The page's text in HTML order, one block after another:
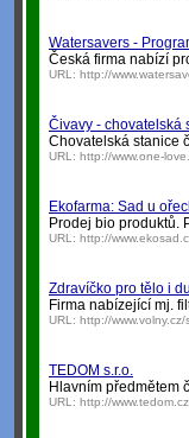
Watersavers -
Česká firma nabízí
URL: http://
Čivavy - chovatelská
Chovatelská stanice
URL: http://www.one-
Ekofarma: Sad u
Prodej bio produktů.
URL: http://
Zdravíčko pro tělo i
Firma nabízející mj.
URL: http://
TEDOM s.r.o.
Hlavním předmětem
URL: http://www.tedom.cz